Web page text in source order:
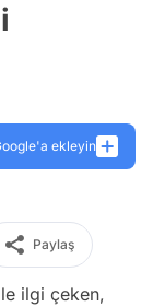
ekleyin
Paylaş
ilgi çeken,